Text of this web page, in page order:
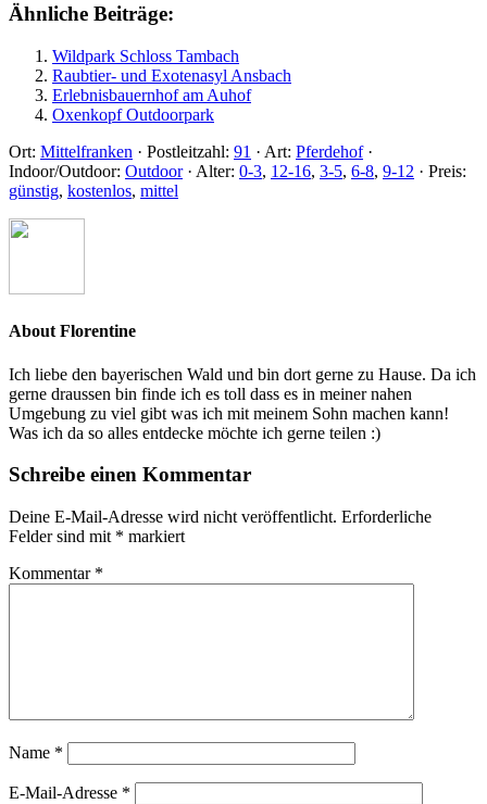
Ähnliche Beiträge:
Wildpark Schloss Tambach
Raubtier- und Exotenasyl Ansbach
Erlebnisbauernhof am Auhof
Oxenkopf Outdoorpark
Ort: Mittelfranken · Postleitzahl: 91 · Art: Pferdehof·
Indoor/Outdoor: Outdoor· Alter: 0-3, 12-16, 3-5, 6-8, 9-12 · Preis:
günstig, kostenlos, mittel
About Florentine
Ich liebe den bayerischen Wald und bin dort gerne zu Hause. Da ich
gerne draussen bin finde ich es toll dass es in meiner nahen
Umgebung zu viel gibt was ich mit meinem Sohn machen kann!
Was ich da so alles entdecke möchte ich gerne teilen :)
Schreibe einen Kommentar
Deine E-Mail-Adresse wird nicht veröffentlicht. Erforderliche
Felder sind mit * markiert
Kommentar *
Name *
E-Mail-Adresse *